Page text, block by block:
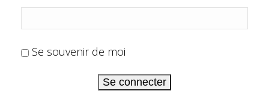
Se souvenir de moi
Se connecter